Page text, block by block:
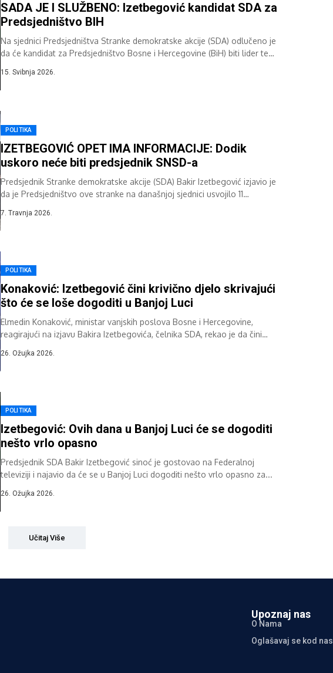
SADA JE I SLUŽBENO: Izetbegović kandidat SDA za
Predsjedništvo BIH
Na sjednici Predsjedništva Stranke demokratske akcije (SDA) odlučeno je
da će kandidat za Predsjedništvo Bosne i Hercegovine (BiH) biti lider te
15. Svibnja 2026.
POLITIKA
IZETBEGOVIĆ OPET IMA INFORMACIJE: Dodik
uskoro neće biti predsjednik SNSD-a
Predsjednik Stranke demokratske akcije (SDA) Bakir Izetbegović izjavio je
da je Predsjedništvo ove stranke na današnjoj sjednici usvojilo 11
7. Travnja 2026.
POLITIKA
Konaković: Izetbegović čini krivično djelo skrivajući
što će se loše dogoditi u Banjoj Luci
Elmedin Konaković, ministar vanjskih poslova Bosne i Hercegovine,
reagirajući na izjavu Bakira Izetbegovića, čelnika SDA, rekao je da čini
26. Ožujka 2026.
POLITIKA
Izetbegović: Ovih dana u Banjoj Luci će se dogoditi
nešto vrlo opasno
Predsjednik SDA Bakir Izetbegović sinoć je gostovao na Federalnoj
televiziji i najavio da će se u Banjoj Luci dogoditi nešto vrlo opasno za...
26. Ožujka 2026.
Učitaj Više
Upoznaj nas
O Nama
Oglašavaj se kod nas